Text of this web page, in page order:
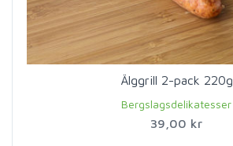
Älggrill 2-pack 220g
Bergslagsdelikatesser
39,00 kr